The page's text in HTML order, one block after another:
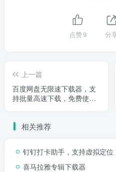
点赞9 分
上一篇
百度网盘无限速下载器，支
持批量高速下载，免费使
相关推荐
钉钉打卡助手，支持虚拟定位
喜马拉雅专辑下载器